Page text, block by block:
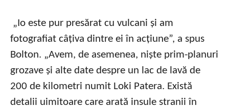
„Io este pur presărat cu vulcani și am
fotografiat câțiva dintre ei în acțiune”, a spus
Bolton. „Avem, de asemenea, niște prim-planuri
grozave și alte date despre un lac de lavă de
200 de kilometri numit Loki Patera. Există
detalii uimitoare care arată insule stranii în